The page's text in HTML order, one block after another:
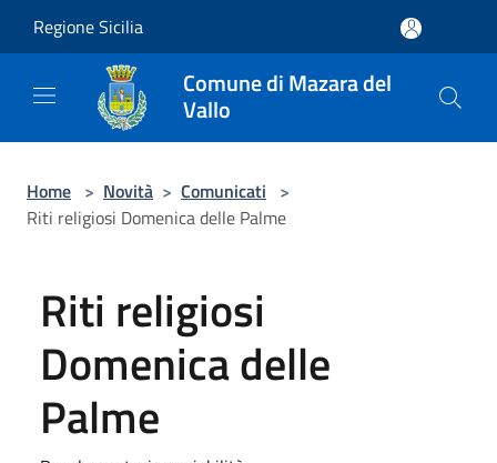
Regione Sicilia
Comune di Mazara del
Vallo
Home > Novità > Comunicati >
Riti religiosi Domenica delle Palme
Riti religiosi
Domenica delle
Palme